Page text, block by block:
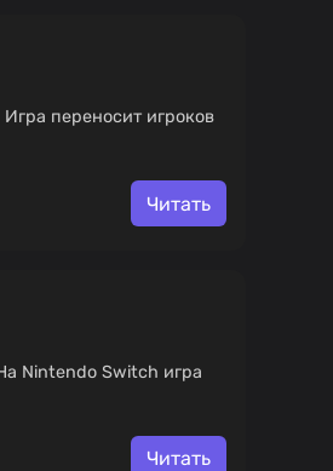
переносит игроков
Читать
Nintendo Switch игра
Читать